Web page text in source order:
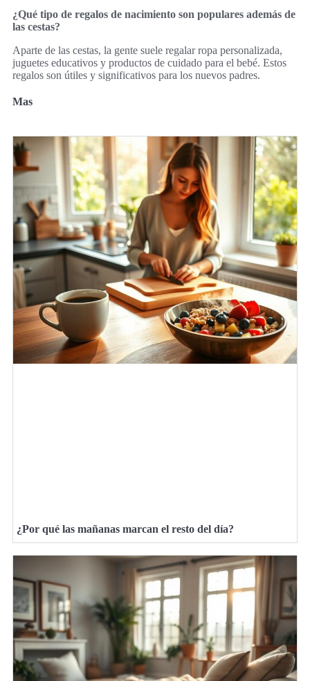
¿Qué tipo de regalos de nacimiento son populares además de
las cestas?
Aparte de las cestas, la gente suele regalar ropa personalizada,
juguetes educativos y productos de cuidado para el bebé. Estos
regalos son útiles y significativos para los nuevos padres.
Mas
¿Por qué las mañanas marcan el resto del día?